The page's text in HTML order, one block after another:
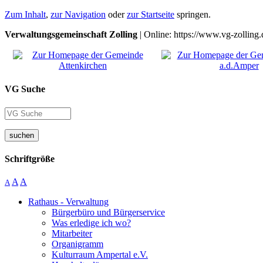
Zum Inhalt, zur Navigation oderzur Startseite springen.
Verwaltungsgemeinschaft Zolling | Online: https://www.vg-
VG Suche
suchen
Schriftgröße
A A A
Rathaus - Verwaltung
Bürgerbüro und Bürgerservice
Was erledige ich wo?
Mitarbeiter
Organigramm
Kulturraum Ampertal e.V.